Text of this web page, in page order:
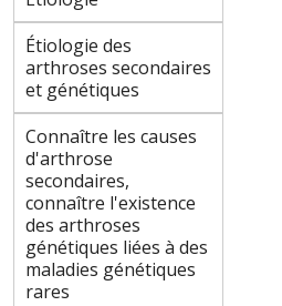
Étiologie des
arthroses secondaires
et génétiques
Connaître les causes
d'arthrose
secondaires,
connaître l'existence
des arthroses
génétiques liées à des
maladies génétiques
rares